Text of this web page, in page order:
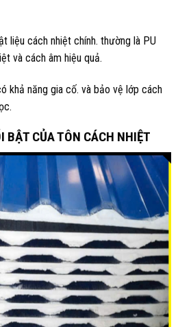
liệu cách nhiệt chính. thường là PU
và cách âm hiệu quả.
khả năng gia cố. và bảo vệ lớp cách
BẬT CỦA TÔN CÁCH NHIỆT